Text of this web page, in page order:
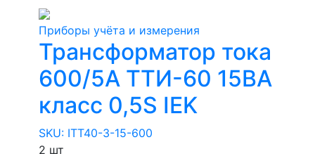
Приборы учёта и измерения
Трансформатор тока
600/5А ТТИ-60 15ВА
класс 0,5S IEK
SKU: ITT40-3-15-600
2 шт